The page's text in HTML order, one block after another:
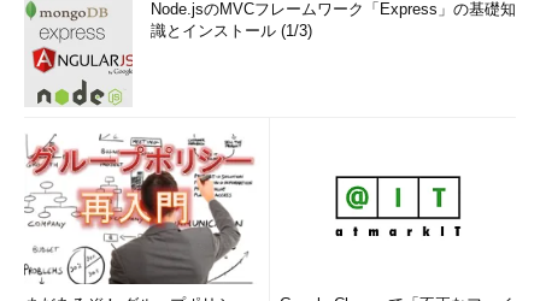
Node.jsのMVCフレームワーク「Express」の基礎知
識とインストール (1/3)